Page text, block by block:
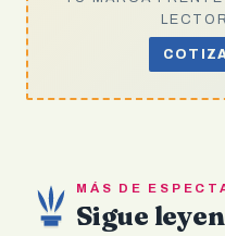
MÁS DE
Sigue